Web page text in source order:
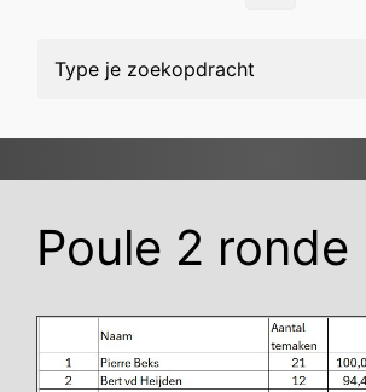
Poule 2 ronde